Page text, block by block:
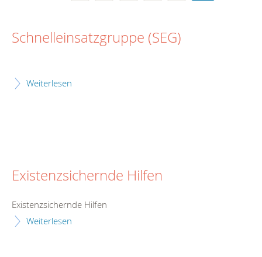
Schnelleinsatzgruppe (SEG)
Weiterlesen
Existenzsichernde Hilfen
Existenzsichernde Hilfen
Weiterlesen